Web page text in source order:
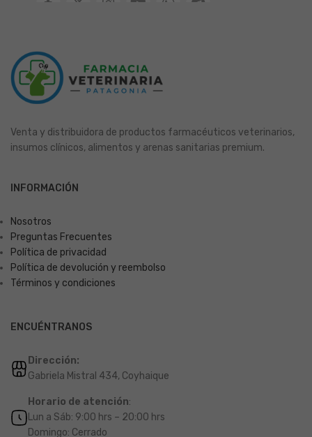
Venta y distribuidora de productos farmacéuticos veterinarios,
insumos clínicos, alimentos y arenas sanitarias premium.
INFORMACIÓN
Nosotros
Preguntas Frecuentes
Política de privacidad
Política de devolución y reembolso
Términos y condiciones
ENCUÉNTRANOS
Dirección:
Gabriela Mistral 434, Coyhaique
Horario de atención:
Lun a Sáb: 9:00 hrs – 20:00 hrs
Domingo: Cerrado